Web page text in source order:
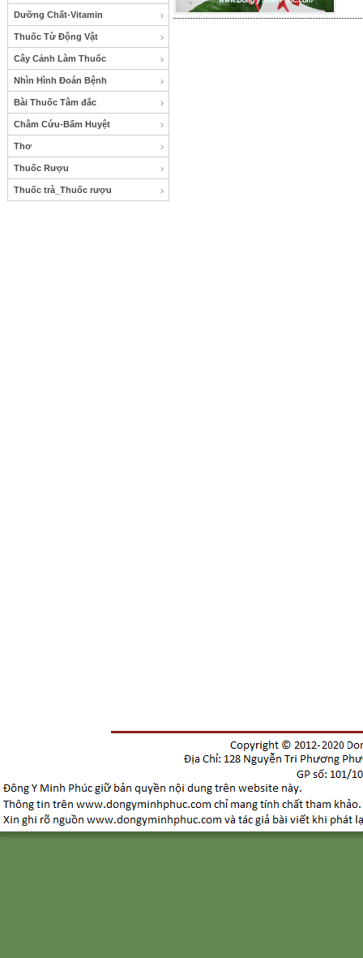
Dưỡng Chất-Vitamin
Thuốc Từ Động Vật
Cây Cảnh Làm Thuốc
Nhìn Hình Đoán Bệnh
Bài Thuốc Tâm đắc
Châm Cứu-Bấm Huyệt
Thơ
Thuốc Rượu
Thuốc trà_Thuốc rượu